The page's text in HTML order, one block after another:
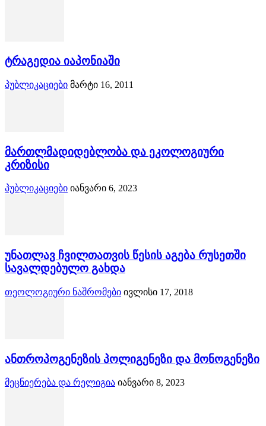
ტრაგედია იაპონიაში
პუბლიკაციები მარტი 16, 2011
მართლმადიდებლობა და ეკოლოგიური
კრიზისი
პუბლიკაციები იანვარი 6, 2023
უნათლავ ჩვილთათვის წესის აგება რუსეთში
სავალდებულო გახდა
თეოლოგიური ნაშრომები ივლისი 17, 2018
ანთროპოგენეზის პოლიგენეზი და მონოგენეზი
მეცნიერება და რელიგია იანვარი 8, 2023